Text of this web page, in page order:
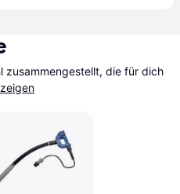
zusammengestellt, die für dich